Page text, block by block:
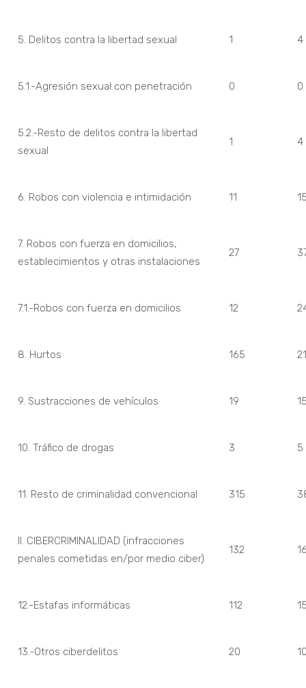
5. Delitos contra la libertad sexual 1 4
5.1.-Agresión sexual con penetración 0 0
5.2.-Resto de delitos contra la libertad
sexual
1 4
6. Robos con violencia e intimidación 11
7. Robos con fuerza en domicilios,
establecimientos y otras instalaciones
27
7.1.-Robos con fuerza en domicilios 12
8. Hurtos 165
9. Sustracciones de vehículos 19
10. Tráfico de drogas 3 5
11. Resto de criminalidad convencional 315
II. CIBERCRIMINALIDAD (infracciones
penales cometidas en/por medio ciber)
132
12.-Estafas informáticas 112
13.-Otros ciberdelitos 20